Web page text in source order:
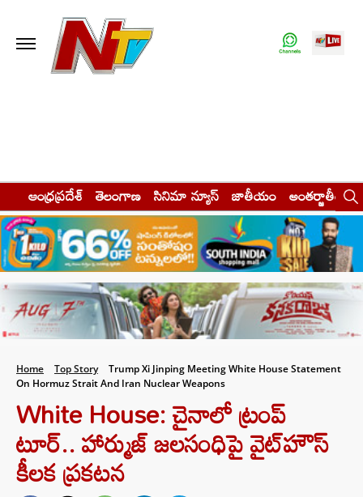
ఆంధ్రప్రదేశ్ తెలంగాణ సినిమా న్యూస్ జాతీయం అంతర్జాతీయం
Home Top Story
Trump Xi Jinping Meeting White House Statement
On Hormuz Strait And Iran Nuclear Weapons
White House: చైనాలో ట్రంప్
టూర్.. హార్ముజ్‌ జలసంధిపై వైట్‌హౌస్
కీలక ప్రకటన